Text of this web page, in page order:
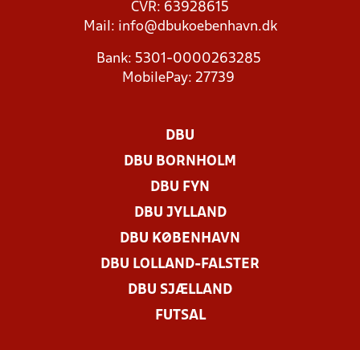
CVR: 63928615
Mail: info@dbukoebenhavn.dk
Bank: 5301-0000263285
MobilePay: 27739
DBU
DBU BORNHOLM
DBU FYN
DBU JYLLAND
DBU KØBENHAVN
DBU LOLLAND-FALSTER
DBU SJÆLLAND
FUTSAL